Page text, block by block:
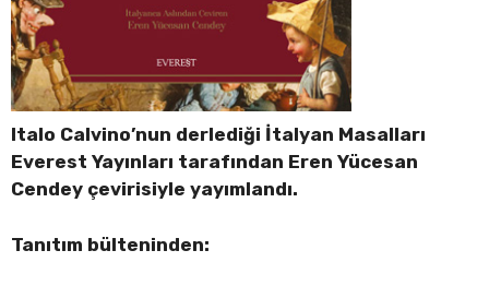
Italo Calvino’nun derlediği İtalyan Masalları
Everest Yayınları tarafından Eren Yücesan
Cendey çevirisiyle yayımlandı.
Tanıtım bülteninden: